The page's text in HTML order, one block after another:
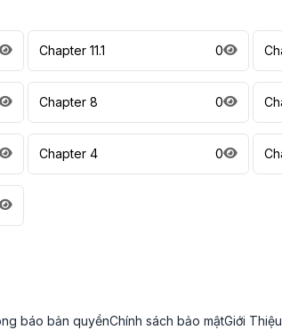
Chapter 11.1 0
Chapter 8 0
Chapter 4 0
báo bản quyềnChính sách bảo mậtGiới Thiệu